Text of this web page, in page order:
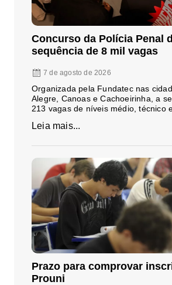
Concurso da Polícia Penal
sequência de 8 mil vagas
7 de agosto de 2026
Organizada pela Fundatec nas
Alegre, Canoas e Cachoeirinha, a
213 vagas de níveis médio, técnico
Leia mais...
Prazo para comprovar
Prouni